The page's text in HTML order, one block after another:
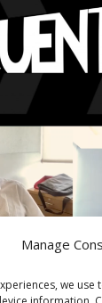
Manage
we use
Series
IVÁN URIEL